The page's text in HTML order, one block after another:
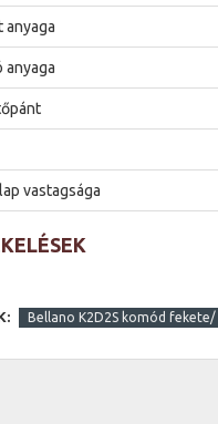
anyaga
anyaga
vastagsága
Bellano K2D2S komód